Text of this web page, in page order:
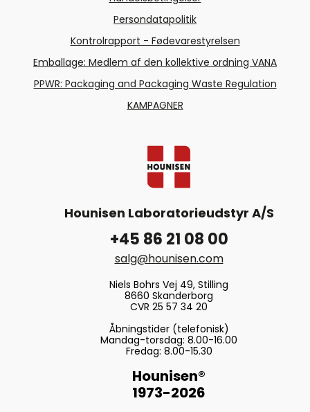
Persondatapolitik
Kontrolrapport - Fødevarestyrelsen
Emballage: Medlem af den kollektive ordning VANA
PPWR: Packaging and Packaging Waste Regulation
KAMPAGNER
Hounisen Laboratorieudstyr A/S
+45 86 21 08 00
salg@hounisen.com
Niels Bohrs Vej 49, Stilling
8660 Skanderborg
CVR 25 57 34 20
Åbningstider (telefonisk)
Mandag-torsdag: 8.00-16.00
Fredag: 8.00-15.30
Hounisen®
1973-2026